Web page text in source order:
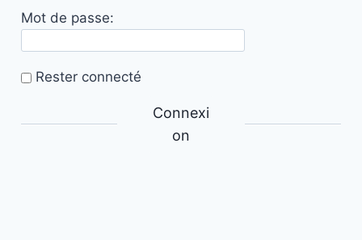
Mot de passe:
Rester connecté
Connexi
on